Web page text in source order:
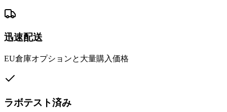
迅速配送
EU倉庫オプションと大量購入価格
ラボテスト済み